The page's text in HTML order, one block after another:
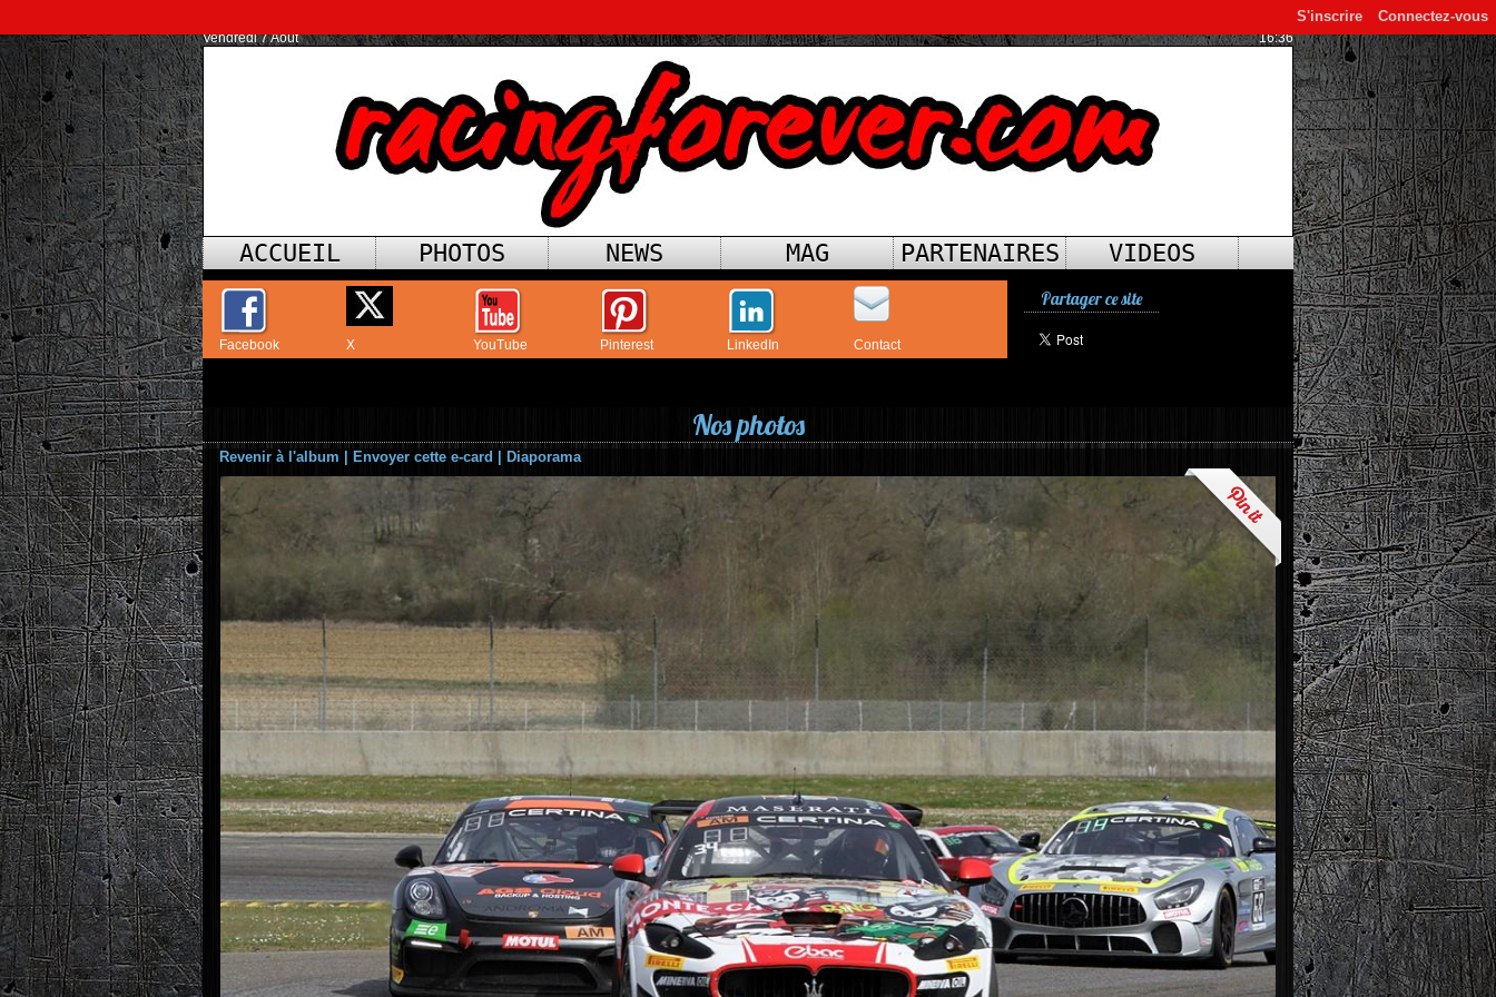
Connectez-vous
S'inscrire
Vendredi 7 Août 16:36
ACCUEIL PHOTOS NEWS MAG PARTENAIRES VIDEOS
Facebook X YouTube Pinterest LinkedIn Contact
Partager ce site
Nos photos
Revenir à l'album Envoyer cette e-card Diaporama